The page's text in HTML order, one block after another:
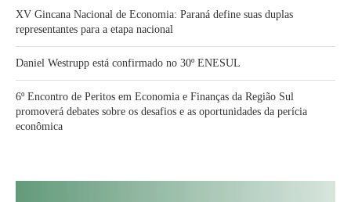
XV Gincana Nacional de Economia: Paraná define suas duplas
representantes para a etapa nacional
Daniel Westrupp está confirmado no 30º ENESUL
6º Encontro de Peritos em Economia e Finanças da Região Sul
promoverá debates sobre os desafios e as oportunidades da perícia
econômica